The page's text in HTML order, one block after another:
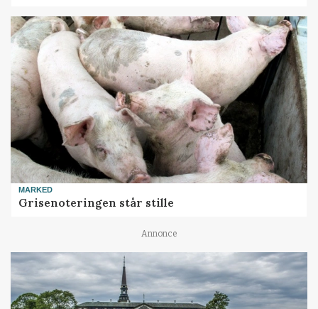
MARKED
Grisenoteringen står stille
Annonce